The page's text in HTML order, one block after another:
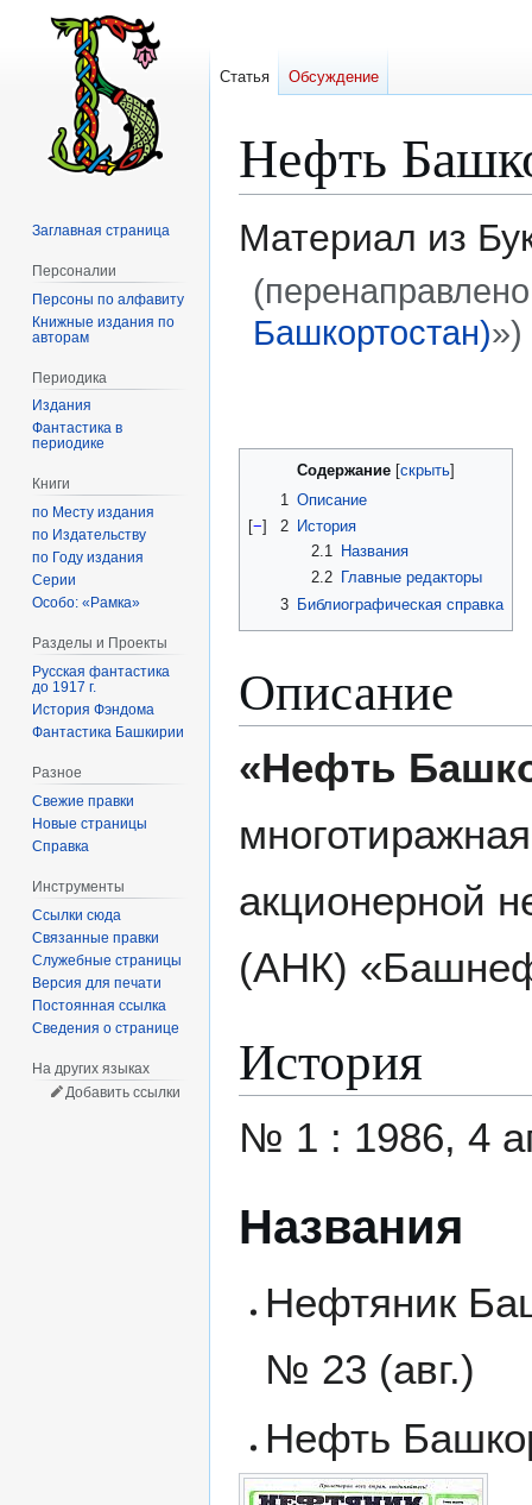
Нефть
Материал из
Башкортостан)»)
Содержание
1 Описание
[−] 2
История
2.1
Названия
2.2 Главные редакторы
3 Библиографическая справка
Описание
«Нефть
акционерной
(АНК)
История
№ 1 : 1986, 4
Названия
Нефтяник
№ 23 (авг.)
Нефть
Статья Обсуждение
Заглавная страница
Персоналии
Персоны по алфавиту
Книжные издания по
авторам
Периодика
Издания
Фантастика в
периодике
Книги
по Месту издания
по Издательству
по Году издания
Серии
Особо: «Рамка»
Разделы и Проекты
Русская фантастика
до 1917 г.
История Фэндома
Фантастика Башкирии
Разное
Свежие правки
Новые страницы
Справка
Инструменты
Ссылки сюда
Связанные правки
Служебные страницы
Версия для печати
Постоянная ссылка
Сведения о странице
На других языках
Добавить ссылки